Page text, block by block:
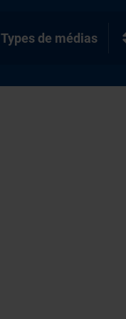
Types de médias